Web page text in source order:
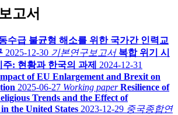
고서
수급 불균형 해소를 위한 국가간 인력교
2025-12-30 기본연구보고서 복합 위기 시
: 현황과 한국의 과제
2024-12-31
of EU Enlargement and Brexit on
2025-06-27 Working paper Resilience of
Trends and the Effect of
the United States 2023-12-29 중국종합연